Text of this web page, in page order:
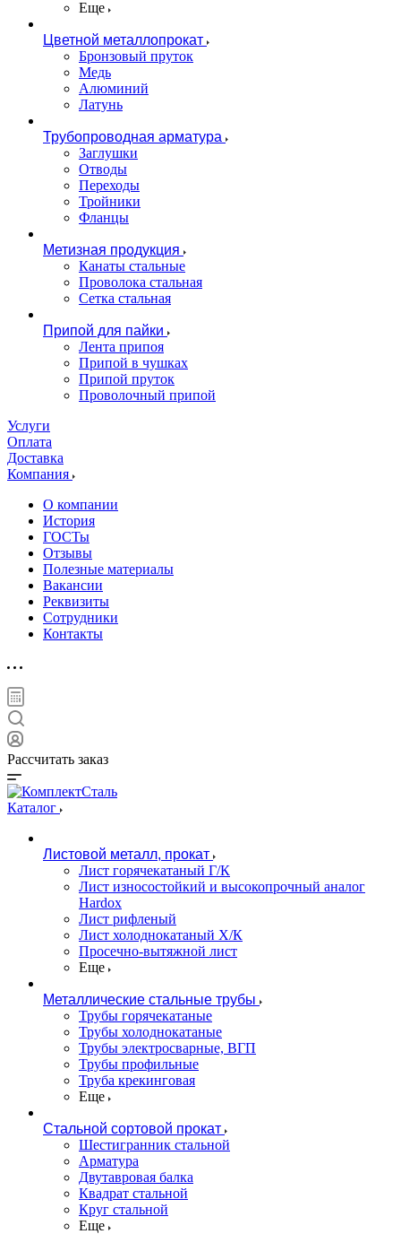
Еще
Цветной металлопрокат
Бронзовый пруток
Медь
Алюминий
Латунь
Трубопроводная арматура
Заглушки
Отводы
Переходы
Тройники
Фланцы
Метизная продукция
Канаты стальные
Проволока стальная
Сетка стальная
Припой для пайки
Лента припоя
Припой в чушках
Припой пруток
Проволочный припой
Услуги
Оплата
Доставка
Компания
О компании
История
ГОСТы
Отзывы
Полезные материалы
Вакансии
Реквизиты
Сотрудники
Контакты
Рассчитать заказ
Каталог
Листовой металл, прокат
Лист горячекатаный Г/К
Лист износостойкий и высокопрочный аналог
Hardox
Лист рифленый
Лист холоднокатаный Х/К
Просечно-вытяжной лист
Еще
Металлические стальные трубы
Трубы горячекатаные
Трубы холоднокатаные
Трубы электросварные, ВГП
Трубы профильные
Труба крекинговая
Еще
Стальной сортовой прокат
Шестигранник стальной
Арматура
Двутавровая балка
Квадрат стальной
Круг стальной
Еще